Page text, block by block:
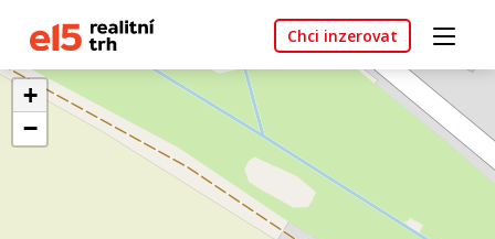
Chci inzerovat
+
−